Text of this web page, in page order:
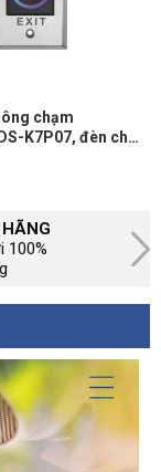
chạm
K7P07, đèn chỉ
100%